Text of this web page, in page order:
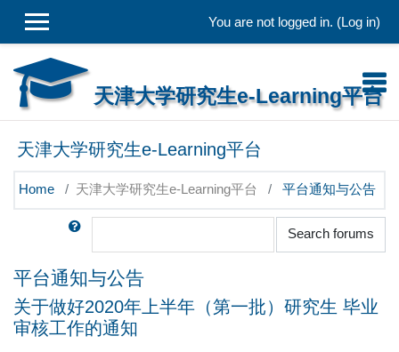
You are not logged in. (Log in)
天津大学研究生e-Learning平台
天津大学研究生e-Learning平台
Home 天津大学研究生e-Learning平台 平台通知与公告
Search
Search forums
平台通知与公告
关于做好2020年上半年（第一批）研究生 毕业
审核工作的通知